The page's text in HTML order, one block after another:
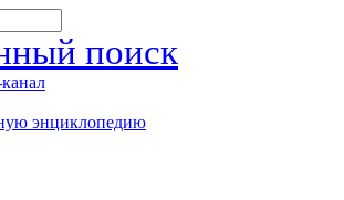
поиск
энциклопедию